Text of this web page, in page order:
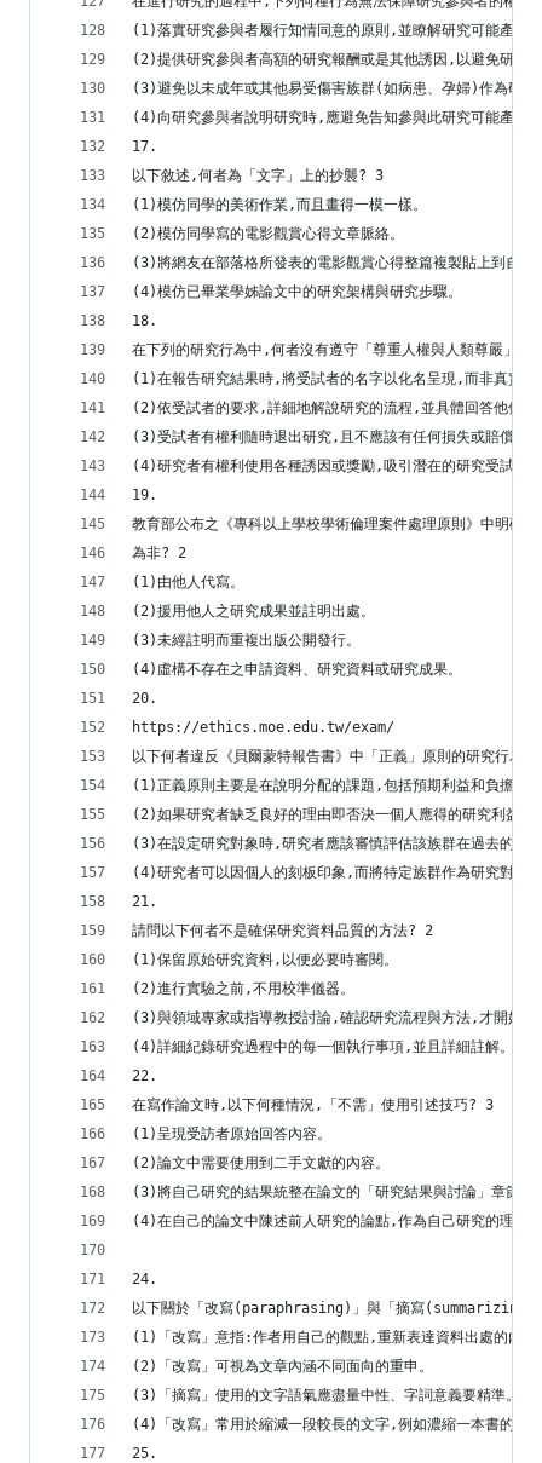
(1)落實研究參與者履行知情同意的原則,並瞭解研究可能產生
(2)提供研究參與者高額的研究報酬或是其他誘因,以避免研究
(3)避免以未成年或其他易受傷害族群(如病患、孕婦)作為研究
(4)向研究參與者說明研究時,應避免告知參與此研究可能產生
17.
以下敘述,何者為「文字」上的抄襲? 3
(1)模仿同學的美術作業,而且畫得一模一樣。
(2)模仿同學寫的電影觀賞心得文章脈絡。
(3)將網友在部落格所發表的電影觀賞心得整篇複製貼上到自己
(4)模仿已畢業學姊論文中的研究架構與研究步驟。
18.
在下列的研究行為中,何者沒有遵守「尊重人權與人類尊嚴」的
(1)在報告研究結果時,將受試者的名字以化名呈現,而非真實姓
(2)依受試者的要求,詳細地解說研究的流程,並具體回答他們的
(3)受試者有權利隨時退出研究,且不應該有任何損失或賠償責任
(4)研究者有權利使用各種誘因或獎勵,吸引潛在的研究受試者
19.
教育部公布之《專科以上學校學術倫理案件處理原則》中明確
為非? 2
(1)由他人代寫。
(2)援用他人之研究成果並註明出處。
(3)未經註明而重複出版公開發行。
(4)虛構不存在之申請資料、研究資料或研究成果。
20.
https://ethics.moe.edu.tw/exam/
以下何者違反《貝爾蒙特報告書》中「正義」原則的研究行為?
(1)正義原則主要是在說明分配的課題,包括預期利益和負擔的
(2)如果研究者缺乏良好的理由即否決一個人應得的研究利益,
(3)在設定研究對象時,研究者應該審慎評估該族群在過去的研
(4)研究者可以因個人的刻板印象,而將特定族群作為研究對象,
21.
請問以下何者不是確保研究資料品質的方法? 2
(1)保留原始研究資料,以便必要時審閱。
(2)進行實驗之前,不用校準儀器。
(3)與領域專家或指導教授討論,確認研究流程與方法,才開始執
(4)詳細紀錄研究過程中的每一個執行事項,並且詳細註解。
22.
在寫作論文時,以下何種情況,「不需」使用引述技巧? 3
(1)呈現受訪者原始回答內容。
(2)論文中需要使用到二手文獻的內容。
(3)將自己研究的結果統整在論文的「研究結果與討論」章節。
(4)在自己的論文中陳述前人研究的論點,作為自己研究的理論
24.
以下關於「改寫(paraphrasing)」與「摘寫(summarizing)
(1)「改寫」意指:作者用自己的觀點,重新表達資料出處的內容
(2)「改寫」可視為文章內涵不同面向的重申。
(3)「摘寫」使用的文字語氣應盡量中性、字詞意義要精準。
(4)「改寫」常用於縮減一段較長的文字,例如濃縮一本書的章
25.